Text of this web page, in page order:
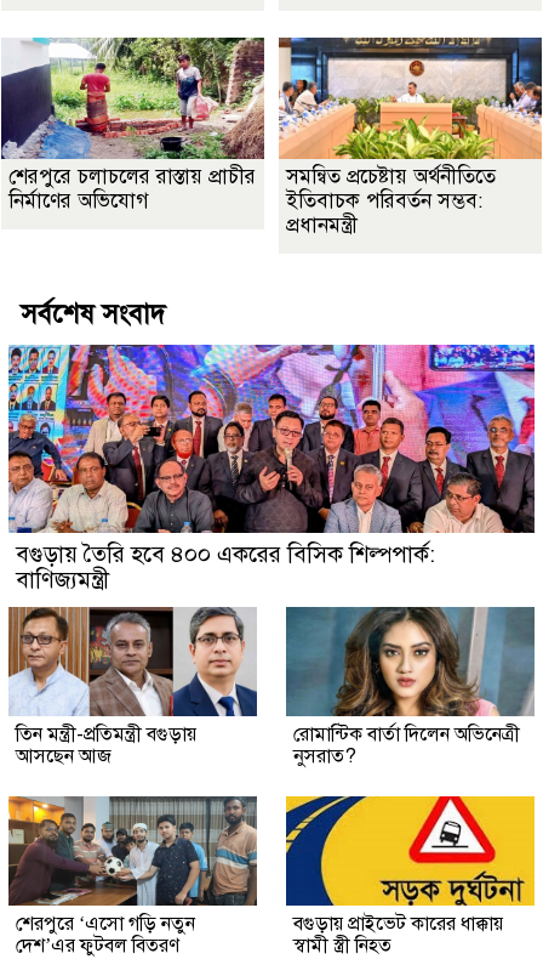
শেরপুরে চলাচলের রাস্তায় প্রাচীর
নির্মাণের অভিযোগ
সমন্বিত প্রচেষ্টায় অর্থনীতিতে
ইতিবাচক পরিবর্তন সম্ভব:
প্রধানমন্ত্রী
সর্বশেষ সংবাদ
বগুড়ায় তৈরি হবে ৪০০ একরের বিসিক শিল্পপার্ক:
বাণিজ্যমন্ত্রী
তিন মন্ত্রী-প্রতিমন্ত্রী বগুড়ায়
আসছেন আজ
রোমান্টিক বার্তা দিলেন অভিনেত্রী
নুসরাত?
শেরপুরে ‘এসো গড়ি নতুন
দেশ’এর ফুটবল বিতরণ
বগুড়ায় প্রাইভেট কারের ধাক্কায়
স্বামী স্ত্রী নিহত